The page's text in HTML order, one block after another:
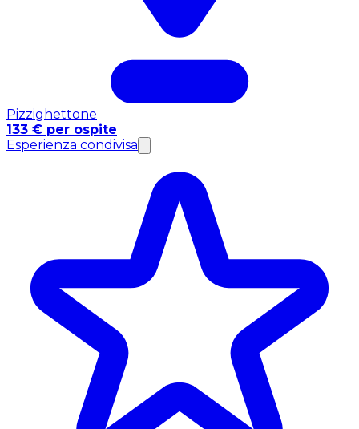
Pizzighettone
133 € per ospite
Esperienza condivisa